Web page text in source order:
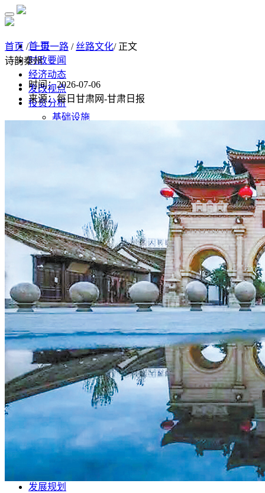
首 页
时政要闻
经济动态
发改视点
投资分析
基础设施
高质量发展
水利
污染防治
文化旅游
生态修复
产业发展
甘肃招标
公开招标
中标公示
竞争性磋商/谈判
废标终止
更正公告
单一来源公示
一带一路
丝路新闻
发展规划
首页 /一带一路 / 丝路文化/ 正文
诗韵秦州
时间：2026-07-06
来源：每日甘肃网-甘肃日报